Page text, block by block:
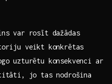
var rosīt dažādas⁢
veikt‌ konkrētas
uzturētu konsekvenci ar
​jo tas nodrošina